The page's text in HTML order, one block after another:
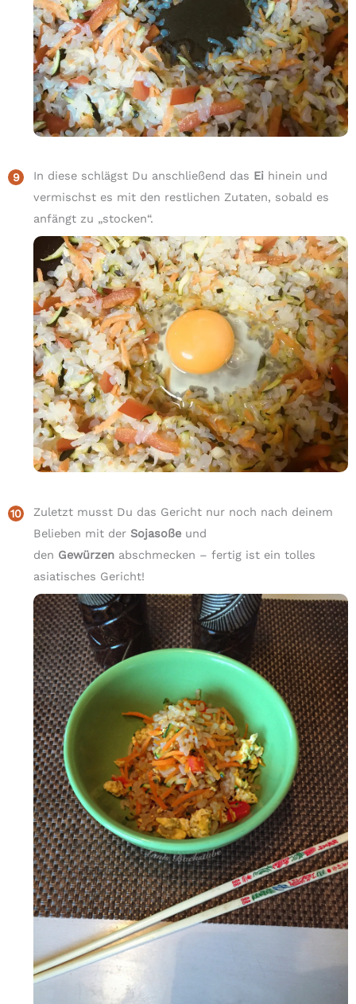
In diese schlägst Du anschließend das Ei hinein und
vermischst es mit den restlichen Zutaten, sobald es
anfängt zu „stocken“.
Zuletzt musst Du das Gericht nur noch nach deinem
Belieben mit der Sojasoße und
den Gewürzen abschmecken – fertig ist ein tolles
asiatisches Gericht!